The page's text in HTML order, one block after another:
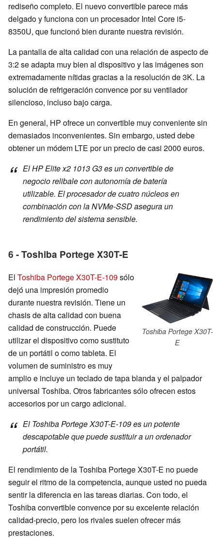
rediseño completo. El nuevo convertible parece más
delgado y funciona con un procesador Intel Core i5-
8350U, que funcionó bien durante nuestra revisión.
La pantalla de alta calidad con una relación de aspecto de
3:2 se adapta muy bien al dispositivo y las imágenes son
extremadamente nítidas gracias a la resolución de 3K. La
solución de refrigeración convence por su ventilador
silencioso, incluso bajo carga.
En general, HP ofrece un convertible muy conveniente sin
demasiados inconvenientes. Sin embargo, usted debe
obtener un módem LTE por un precio de casi 2000 euros.
El HP Elite x2 1013 G3 es un convertible de
negocio relibale con autonomía de batería
utilizable. El procesador de cuatro núcleos en
combinación con la NVMe-SSD asegura un
rendimiento del sistema sensible.
6 - Toshiba Portege X30T-E
Toshiba Portege X30T-
E
El Toshiba Portege X30T-E-109sólo
dejó una impresión promedio
durante nuestra revisión. Tiene un
chasis de alta calidad con buena
calidad de construcción. Puede
utilizar el dispositivo como sustituto
de un portátil o como tableta. El
volumen de suministro es muy
amplio e incluye un teclado de tapa blanda y el palpador
universal Toshiba. Otros fabricantes sólo ofrecen estos
accesorios por un cargo adicional.
El Toshiba Portege X30T-E-109 es un potente
descapotable que puede sustituir a un ordenador
portátil.
El rendimiento de la Toshiba Portege X30T-E no puede
seguir el ritmo de la competencia, aunque usted no pueda
sentir la diferencia en las tareas diarias. Con todo, el
Toshiba convertible convence por su excelente relación
calidad-precio, pero los rivales suelen ofrecer más
prestaciones.